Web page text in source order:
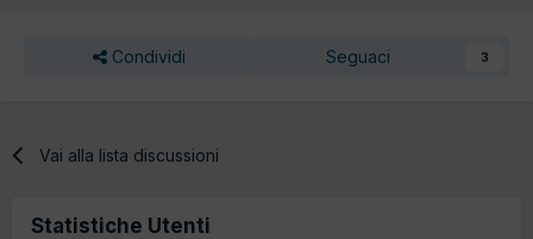
Condividi Seguaci 3
Vai alla lista discussioni
Statistiche Utenti